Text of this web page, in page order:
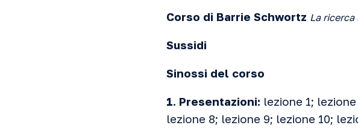
Corso di Barrie Schwortz La
Sussidi
Sinossi del corso
1. Presentazioni: lezione 1; lezione
lezione 8; lezione 9; lezione 10;